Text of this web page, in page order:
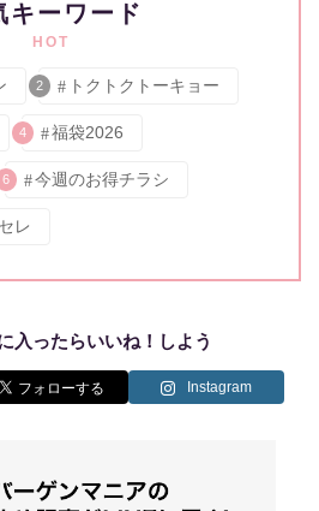
キーワード
HOT
2 トクトクトーキョー
4 福袋2026
6 今週のお得チラシ
レ
入ったらいいね！しよう
Instagram